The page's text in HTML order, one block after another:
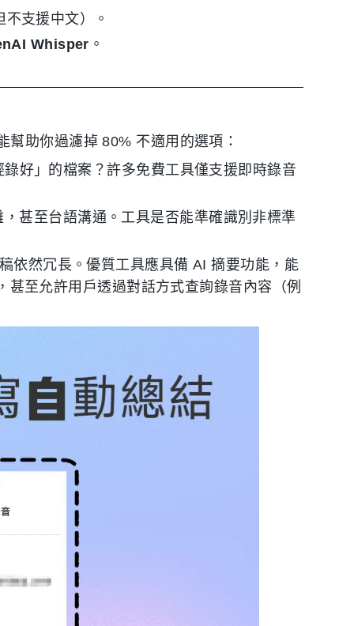
支援中文）。
Whisper 。
助你過濾掉 80% 不適用的選項：
好」的檔案？許多免費工具僅支援即時錄音
甚至台語溝通。工具是否能準確識別非標準
依然冗長。優質工具應具備 AI 摘要功能，能
至允許用戶透過對話方式查詢錄音內容（例